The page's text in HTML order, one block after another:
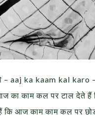
– aaj ka kaam kal karo
का काम कल पर टाल देते
कि आज काम काम कल पर